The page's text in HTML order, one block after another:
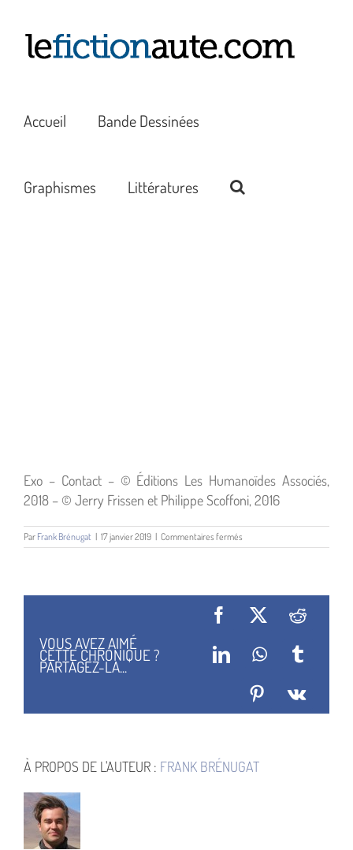
contenu
Accueil Bande Dessinées
Graphismes Littératures
Exo – Contact – © Éditions Les Humanoïdes Associés,
2018 – © Jerry Frissen et Philippe Scoffoni, 2016
Par Frank Brénugat | 17 janvier 2019 | Commentaires ferméssur
Exo
VOUS AVEZ AIMÉ
CETTE CHRONIQUE ?
PARTAGEZ-LA...
Facebook
X Reddit
LinkedInWhatsApp
Tumblr
Pinterest
Vk
À PROPOS DE L'AUTEUR : FRANK BRÉNUGAT